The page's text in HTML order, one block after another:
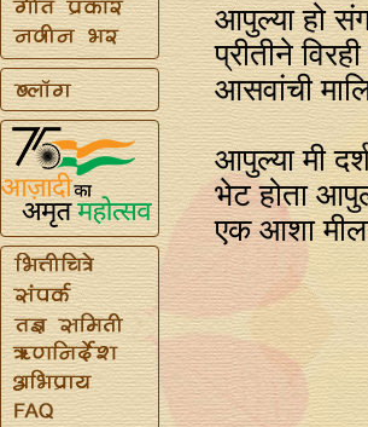
आपुल्या हो
प्रीतीने
आसवांची
आपुल्या मी
भेट होता
एक आशा